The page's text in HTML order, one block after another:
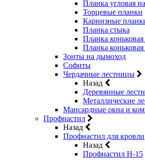
Планка угловая
Торцевые планки
Карнизные
Планка стыка
Планка коньковая
Планка
Зонты на дымоход
Софиты
Чердачные лестницы
Назад
Деревянные
Металлические
Мансардные окна и
Профнастил
Назад
Профнастил для кровли
Назад
Профнастил Н-15